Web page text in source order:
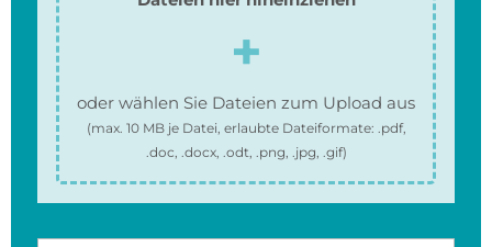
oder wählen Sie Dateien zum Upload aus
(max. 10 MBje Datei, erlaubte Dateiformate: .pdf,
.doc, .docx, .odt, .png, .jpg, .gif)